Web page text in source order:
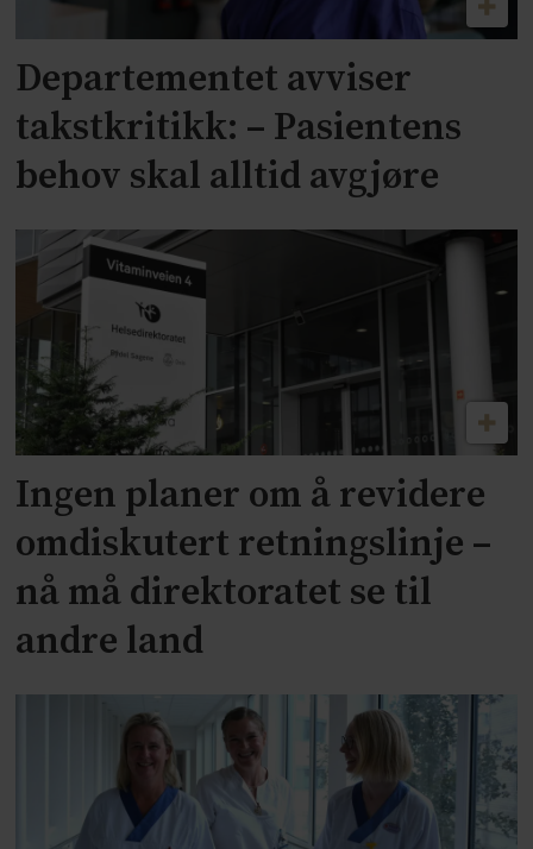
Departementet avviser
takstkritikk: – Pasientens
behov skal alltid avgjøre
Ingen planer om å revidere
omdiskutert retningslinje –
nå må direktoratet se til
andre land